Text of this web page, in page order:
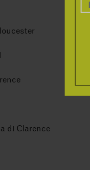
di Clarence